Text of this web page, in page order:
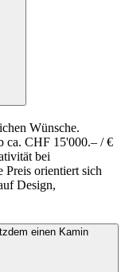
Wünsche.
ca. CHF 15'000.– / €
bei
Preis orientiert sich
Design,
einen Kamin